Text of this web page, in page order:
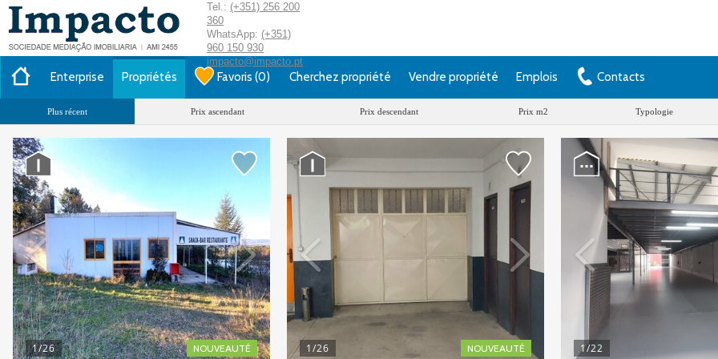
Tel.: (+351) 256 200
360
WhatsApp: (+351)
960 150 930
impacto@impacto.pt
Enterprise Propriétés Favoris (0) Cherchez propriété Vendre propriété Emplois Contacts
Plus récent Prix ascendant Prix descendant Prix m2 Typologie
1/26 NOUVEAUTÉ 1/26 NOUVEAUTÉ 1/22